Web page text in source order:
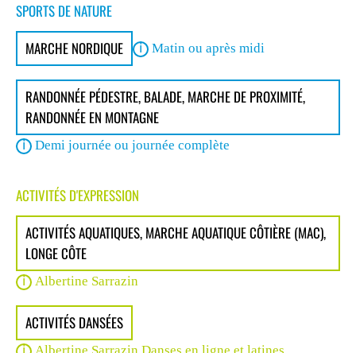
SPORTS DE NATURE
MARCHE NORDIQUE
Matin ou après midi
RANDONNÉE PÉDESTRE, BALADE, MARCHE DE PROXIMITÉ,
RANDONNÉE EN MONTAGNE
Demi journée ou journée complète
ACTIVITÉS D'EXPRESSION
ACTIVITÉS AQUATIQUES, MARCHE AQUATIQUE CÔTIÈRE (MAC),
LONGE CÔTE
Albertine Sarrazin
ACTIVITÉS DANSÉES